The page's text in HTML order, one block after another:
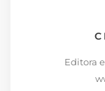
Editora